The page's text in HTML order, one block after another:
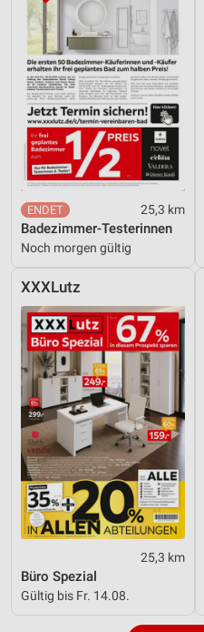
25,3 km
Badezimmer-Testerinnen
Noch morgen gültig
XXXLutz
25,3 km
Büro Spezial
Gültig bis Fr. 14.08.